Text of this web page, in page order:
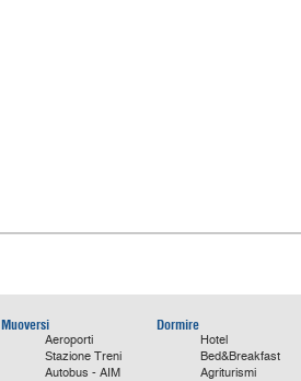
Muoversi
Aeroporti
Stazione Treni
Autobus - AIM
Dormire
Hotel
Bed&Breakfast
Agriturismi